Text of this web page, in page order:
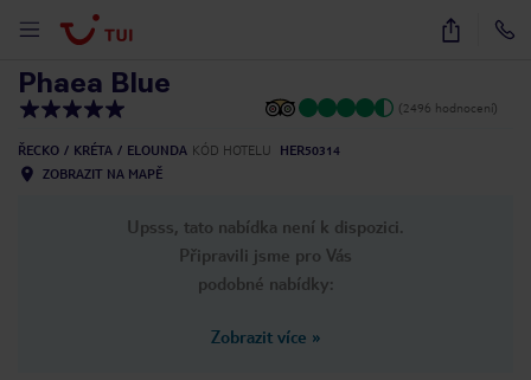
22
Phaea Blue
(2496 hodnocení)
ŘECKO KRÉTA ELOUNDA KÓD HOTELU
HER50314
ZOBRAZIT NA MAPĚ
Upsss, tato nabídka není k dispozici.
Připravili jsme pro Vás
podobné nabídky:
Zobrazit více »